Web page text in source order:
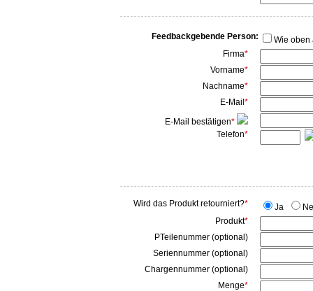
Feedbackgebende Person:
Wie oben
Firma*
Vorname*
Nachname*
E-Mail *
E-Mail bestätigen*
Telefon*
Wird das Produkt retourniert?* Ja
Produkt*
PTeilenummer (optional)
Seriennummer (optional)
Chargennummer (optional)
Menge*